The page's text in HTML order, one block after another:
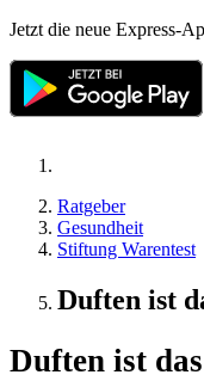
Jetzt die neue Express-
Ratgeber
Gesundheit
Stiftung Warentest
Duften ist
Duften ist